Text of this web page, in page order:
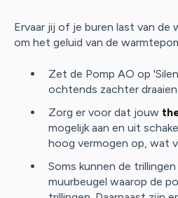
Ervaar jij of je buren last van de
om het geluid van de
Zet de Pomp AO op
ochtends zachter
Zorg er voor dat jouw
mogelijk aan en uit
hoog vermogen op, wat
Soms kunnen de
muurbeugel waarop de